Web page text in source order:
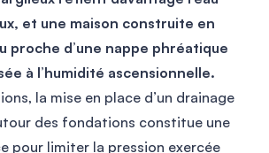
et une maison construite en
proche d’une nappe phréatique
à l’humidité ascensionnelle.
la mise en place d’un drainage
des fondations constitue une
pour limiter la pression exercée